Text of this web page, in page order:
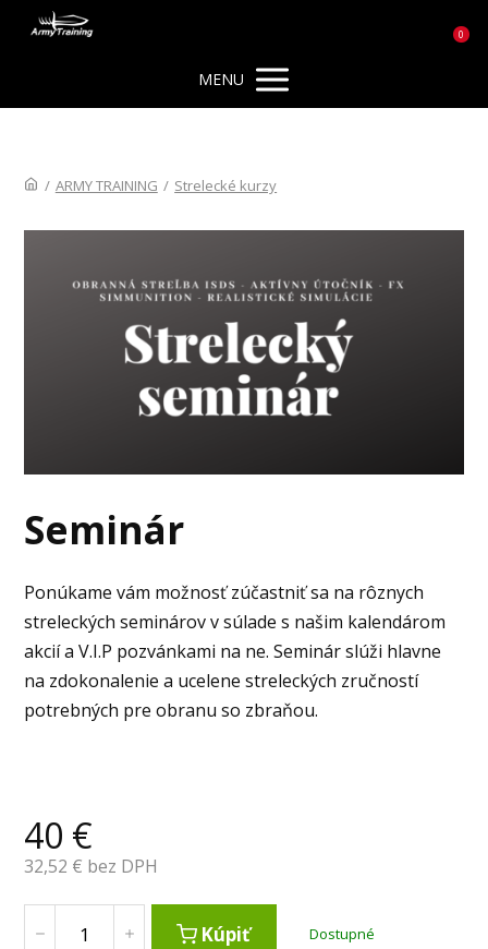
0
MENU
/ ARMY TRAINING / Strelecké kurzy
Seminár
Ponúkame vám možnosť zúčastniť sa na rôznych
streleckých seminárov v súlade s našim kalendárom
akcií a V.I.P pozvánkami na ne. Seminár slúži hlavne
na zdokonalenie a ucelene streleckých zručností
potrebných pre obranu so zbraňou.
40 €
32,52 € bez DPH
Kúpiť Dostupné